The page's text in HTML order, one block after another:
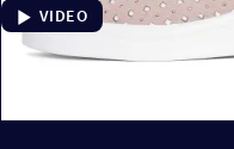
VIDEO